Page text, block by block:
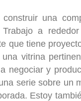
una
a
que tiene
vitrina
negociar y
serie sobre un
Estoy